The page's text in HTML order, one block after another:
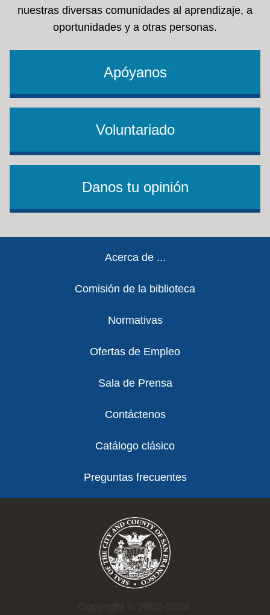
nuestras diversas comunidades al aprendizaje, a
oportunidades y a otras personas.
Apóyanos
Voluntariado
Danos tu opinión
Acerca de ...
Comisión de la biblioteca
Normativas
Ofertas de Empleo
Sala de Prensa
Contáctenos
Catálogo clásico
Preguntas frecuentes